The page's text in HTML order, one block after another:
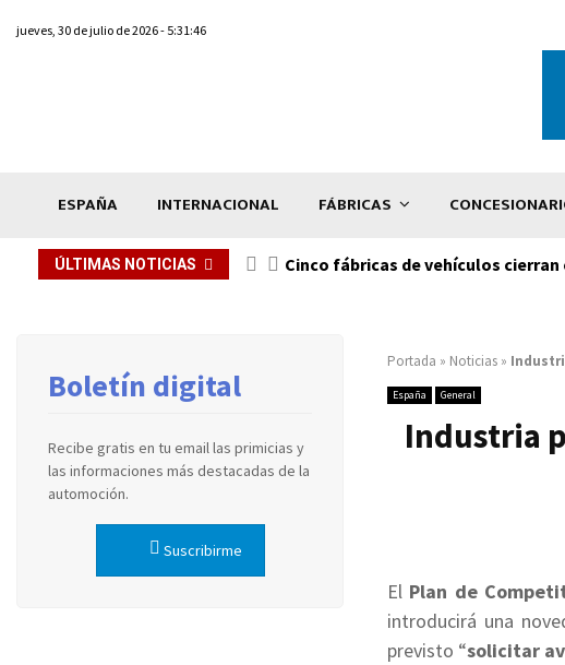
jueves, 30 de julio de 2026 - 5:31:46
ESPAÑA INTERNACIONAL FÁBRICAS
ÚLTIMAS NOTICIAS Cinco fábricas de vehículos
Portada » Noticias »
España General
Industria
El Plan de
introducirá una
previsto “solicitar
Boletín digital
Recibe gratis en tu email las primicias y
las informaciones más destacadas de la
automoción.
Suscribirme